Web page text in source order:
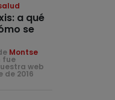
a qué
se
Montse
fue
web
de 2016